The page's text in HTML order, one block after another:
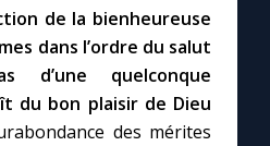
par Marie
de la bienheureuse
dans l’ordre du salut
d’une quelconque
du bon plaisir de Dieu
des mérites